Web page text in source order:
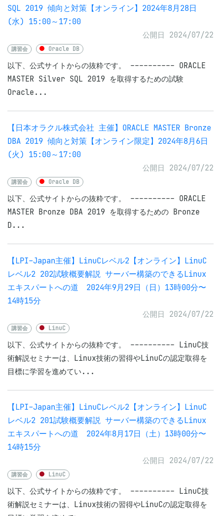
SQL 2019 傾向と対策【オンライン】2024年8月28日
(水) 15:00～17:00
公開日 2024/07/22
講習会 Oracle DB
以下、公式サイトからの抜粋です。 ---------- ORACLE
MASTER Silver SQL 2019 を取得するための試験
Oracle...
【日本オラクル株式会社 主催】ORACLE MASTER Bronze
DBA 2019 傾向と対策【オンライン限定】2024年8月6日
(火) 15:00～17:00
公開日 2024/07/22
講習会 Oracle DB
以下、公式サイトからの抜粋です。 ---------- ORACLE
MASTER Bronze DBA 2019 を取得するための Bronze
D...
【LPI-Japan主催】LinuCレベル2【オンライン】LinuC
レベル2 202試験概要解説 サーバー構築のできるLinux
エキスパートへの道 2024年9月29日（日）13時00分〜
14時15分
公開日 2024/07/22
講習会 LinuC
以下、公式サイトからの抜粋です。 ---------- LinuC技
術解説セミナーは、Linux技術の習得やLinuCの認定取得を
目標に学習を進めてい...
【LPI-Japan主催】LinuCレベル2【オンライン】LinuC
レベル2 201試験概要解説 サーバー構築のできるLinux
エキスパートへの道 2024年8月17日（土）13時00分〜
14時15分
公開日 2024/07/22
講習会 LinuC
以下、公式サイトからの抜粋です。 ---------- LinuC技
術解説セミナーは、Linux技術の習得やLinuCの認定取得を